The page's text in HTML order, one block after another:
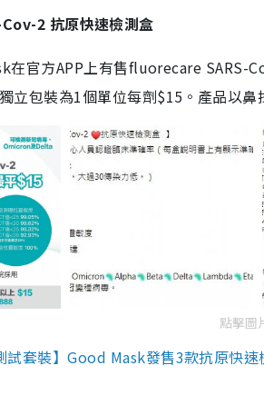
2 抗原快速檢測盒
在官方APP上有售fluorecare SARS-
立包裝為1個單位每劑$15。產品以鼻
點擊圖
試套裝】Good Mask發售3款抗原快